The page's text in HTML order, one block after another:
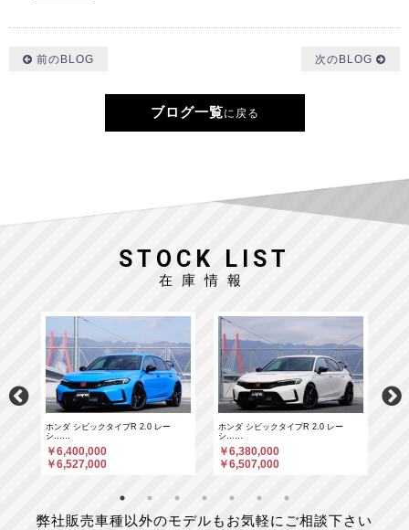
前のBLOG 次のBLOG
ブログ一覧に戻る
STOCK LIST
在庫情報
ホンダ シビックタイプR 2.0 レー
シ……
￥6,400,000
￥6,527,000
ホンダ シビックタイプR 2.0 レー
シ……
￥6,380,000
￥6,507,000
弊社販売車種以外のモデルもお気軽にご相談下さい